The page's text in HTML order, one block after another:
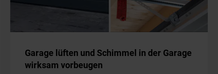
Ga­ra­ge lüf­ten und Schim­mel in der Ga­ra­ge
wirk­sam vor­beu­gen